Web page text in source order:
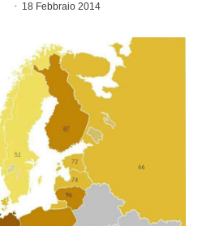
18 Febbraio 2014